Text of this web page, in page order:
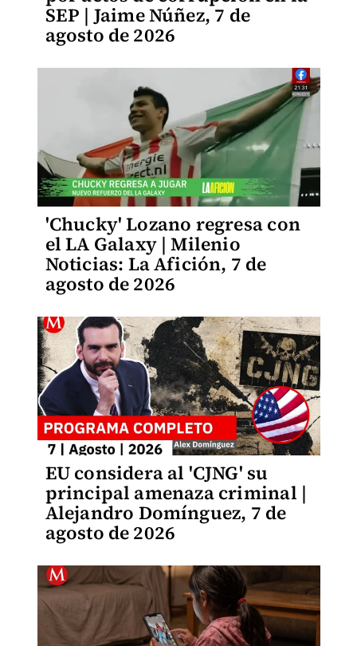
SEP | Jaime Núñez, 7 de
agosto de 2026
'Chucky' Lozano regresa con
el LA Galaxy | Milenio
Noticias: La Afición, 7 de
agosto de 2026
EU considera al 'CJNG' su
principal amenaza criminal |
Alejandro Domínguez, 7 de
agosto de 2026